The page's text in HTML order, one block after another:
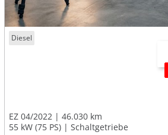
Diesel
EZ 04/2022
46.030 km
55 kW (75 PS)
Schaltgetriebe